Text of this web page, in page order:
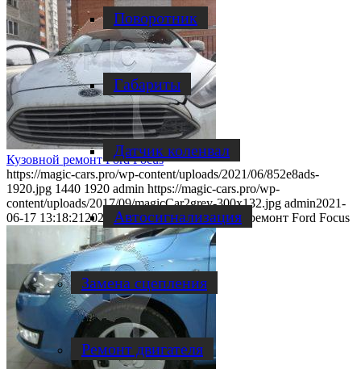
Поворотник
Габариты
Датчик коленвал
Автосигнализация
Замена сцепления
Ремонт двигателя
Кузовной ремонт Ford Focus
https://magic-cars.pro/wp-content/uploads/2021/06/852e8ads-
1920.jpg 1440 1920 admin https://magic-cars.pro/wp-
content/uploads/2017/09/magicCar2grey-300x132.jpg admin2021-
06-17 13:18:21 2021-06-17 13:18:21Кузовной ремонт Ford Focus